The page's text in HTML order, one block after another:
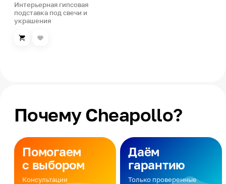
Интерьерная гипсовая
подставка под свечи и
украшения
Почему Cheapollo?
Помогаем
с выбором
Консультации
Даём
гарантию
Только проверенные